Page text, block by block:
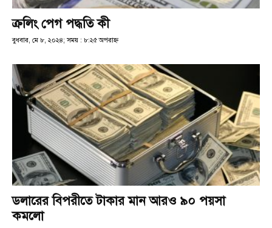
ক্রলিং পেগ পদ্ধতি কী
বুধবার, মে ৮, ২০২৪; সময় : ৮:২৫ অপরাহ্ণ
ডলারের বিপরীতে টাকার মান আরও ৯০ পয়সা
কমলো